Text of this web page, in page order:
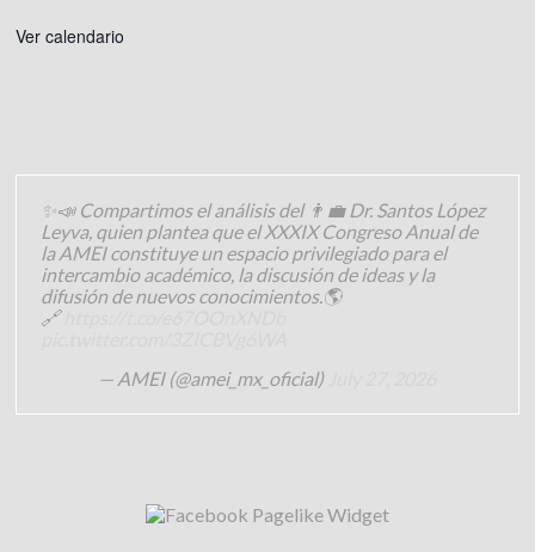
Ver calendario
✨📣 Compartimos el análisis del 👨‍💼 Dr. Santos López
Leyva, quien plantea que el XXXIX Congreso Anual de
la AMEI constituye un espacio privilegiado para el
intercambio académico, la discusión de ideas y la
difusión de nuevos conocimientos.🌎
🔗
— AMEI (@amei_mx_oficial)